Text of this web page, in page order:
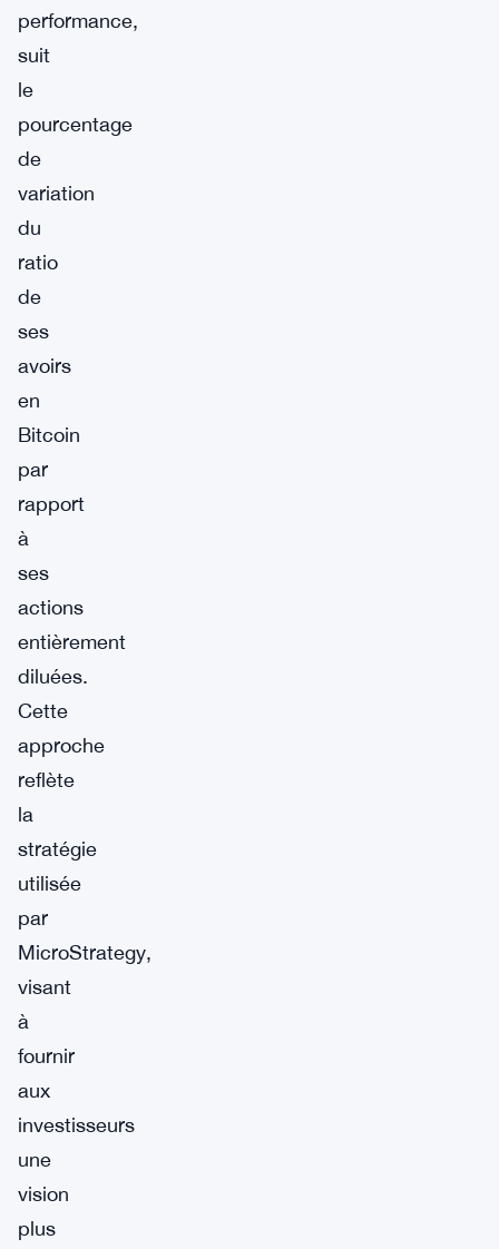
performance,
suit
le
pourcentage
de
variation
du
ratio
de
ses
avoirs
en
Bitcoin
par
rapport
à
ses
actions
entièrement
diluées.
Cette
approche
reflète
la
stratégie
utilisée
par
MicroStrategy,
visant
à
fournir
aux
investisseurs
une
vision
plus